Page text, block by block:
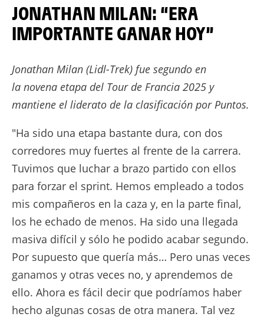
JONATHAN MILAN: “ERA
IMPORTANTE GANAR HOY”
Jonathan Milan (Lidl-Trek) fue segundo en
la novena etapa del Tour de Francia 2025 y
mantiene el liderato de la clasificación por Puntos.
"Ha sido una etapa bastante dura, con dos
corredores muy fuertes al frente de la carrera.
Tuvimos que luchar a brazo partido con ellos
para forzar el sprint. Hemos empleado a todos
mis compañeros en la caza y, en la parte final,
los he echado de menos. Ha sido una llegada
masiva difícil y sólo he podido acabar segundo.
Por supuesto que quería más… Pero unas veces
ganamos y otras veces no, y aprendemos de
ello. Ahora es fácil decir que podríamos haber
hecho algunas cosas de otra manera. Tal vez